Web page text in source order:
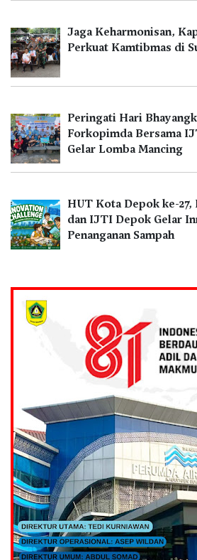
Jaga Keharmonisan,
Perkuat Kamtibmas di
Peringati Hari
Forkopimda Bersama
Gelar Lomba Mancing
HUT Kota Depok ke-
dan IJTI Depok Gelar
Penanganan Sampah